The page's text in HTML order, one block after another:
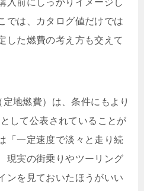
入前にしっかりイメージし
では、カタログ値だけでは
した燃費の考え方も交えて
地燃費）は、条件にもより
して公表されていることが
「一定速度で淡々と走り続
現実の街乗りやツーリング
ンを見ておいたほうがいい